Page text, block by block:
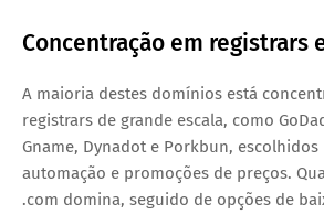
Concentração em registrars
A maioria destes domínios está
registrars de grande escala, como
Gname, Dynadot e Porkbun,
automação e promoções de preços.
.com domina, seguido de opções de